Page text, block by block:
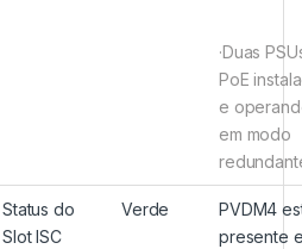
·Duas
PoE
e
em modo
Status do
Slot ISC
Verde
PVDM4
presente